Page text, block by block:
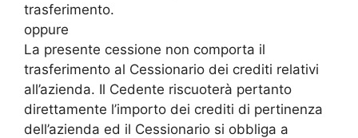
trasferimento.
oppure
La presente cessione non comporta il
trasferimento al Cessionario dei crediti relativi
all’azienda. Il Cedente riscuoterà pertanto
direttamente l’importo dei crediti di pertinenza
dell’azienda ed il Cessionario si obbliga a